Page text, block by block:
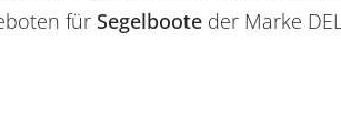
für Segelboote der Marke